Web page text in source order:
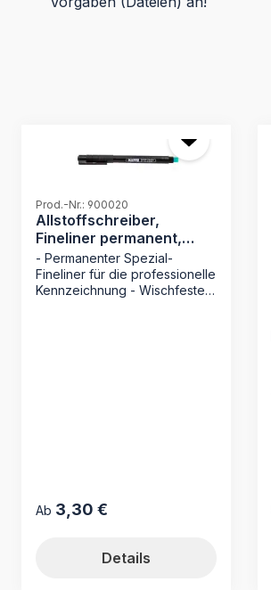
Prod.-Nr.: 900020
Allstoffschreiber,
Fineliner permanent,
schwarz
- Permanenter Spezial-
Fineliner für die professionelle
Kennzeichnung - Wischfeste
Fineliner wurde speziell
Beschriftungsläufer und Reiter
Regulärer Preis:
Ab 3,30 €
Details